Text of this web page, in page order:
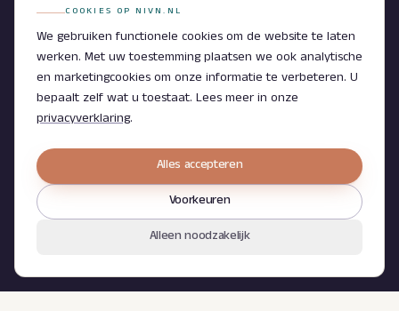
reserved.
Afbeeldingen onder licentie van Shutterstock.com
Privacyverklaring Cookieverklaring Cookievoorkeuren
Algemene voorwaarden
COOKIES OP NIVN.NL
We gebruiken functionele cookies om de website te laten
werken. Met uw toestemming plaatsen we ook analytische
en marketingcookies om onze informatie te verbeteren. U
bepaalt zelf wat u toestaat. Lees meer in onze
privacyverklaring.
Alles accepteren
Voorkeuren
Alleen noodzakelijk